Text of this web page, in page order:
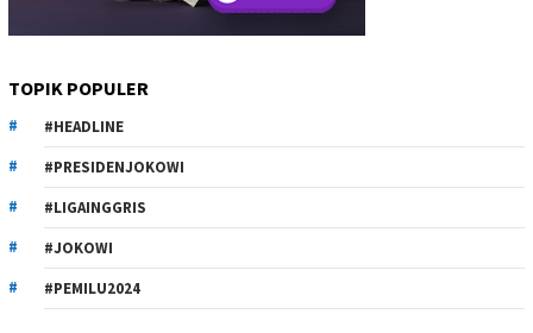
TOPIK POPULER
#HEADLINE
#PRESIDENJOKOWI
#LIGAINGGRIS
#JOKOWI
#PEMILU2024